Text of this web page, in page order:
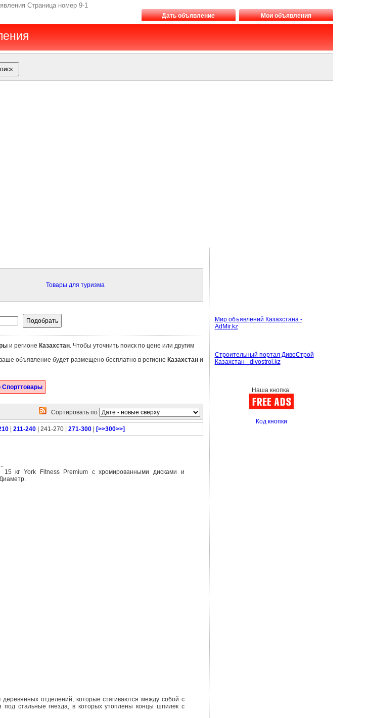
Страница номер 9-1
Дать объявление Мои объявления
Товары для туризма
и регионе Казахстан. Чтобы уточнить поиск по цене или другим
объявление будет размещено бесплатно в регионе Казахстани
Спорттовары
Сортировать по
| 211-240| 241-270 | 271-300| [>>300>>]
...
15 кг York Fitness Premium с хромированными дисками и
...
отделений, которые стягиваются между собой с
стальные гнезда, в которых утоплены концы шпилек с
Мир объявлений Казахстана -
AdMir.kz
Строительный портал ДивоСтрой
Казахстан - divostroi.kz
Наша кнопка:
Код кнопки